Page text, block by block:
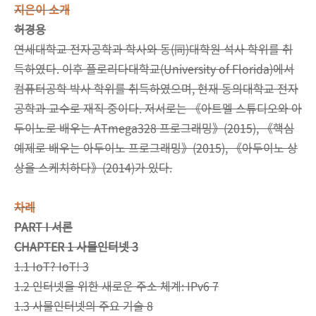
지은이 소개
허경용
연세대학교 전자공학과 학사와 동(同)대학원 석사 학위를 취
득하였다. 이후 플로리다대학교(University of Florida)에서
컴퓨터공학 박사 학위를 취득하였으며, 현재 동의대학교 전자
공학과 교수로 재직 중이다. 저서로는 《아트멜 스튜디오와 아
두이노로 배우는 ATmega328 프로그래밍》(2015), 《핵심
예제로 배우는 아두이노 프로그래밍》(2015), 《아두이노 상
상을 스케치하다》(2014)가 있다.
차례
PART I 서론
CHAPTER 1 사물인터넷 3
1.1 IoT? IoT! 3
1.2 인터넷을 위한 새로운 주소 체계: IPv6 7
1.3 사물인터넷의 주요 기술 8